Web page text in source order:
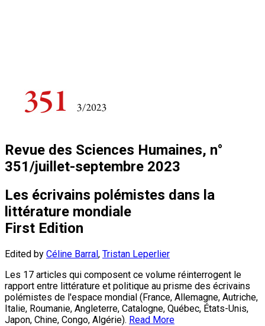
Revue des Sciences Humaines, n°
351/juillet-septembre 2023
Les écrivains polémistes dans la
littérature mondiale
First Edition
Edited by Céline Barral, Tristan Leperlier
Les 17 articles qui composent ce volume réinterrogent le
rapport entre littérature et politique au prisme des écrivains
polémistes de l'espace mondial (France, Allemagne, Autriche,
Italie, Roumanie, Angleterre, Catalogne, Québec, États-Unis,
Japon, Chine, Congo, Algérie). Read More